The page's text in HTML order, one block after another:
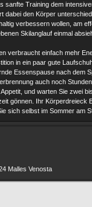
sanfte Training dem
dabei den Körper
verbessern wollen, am
Skilanglauf einmal
verbraucht einfach mehr
in ein paar gute
Essenspause nach dem
auch noch
Appetit, und warten Sie zwei
gönnen. Ihr Körperdreieck
sich selbst im Sommer am
Malles Venosta